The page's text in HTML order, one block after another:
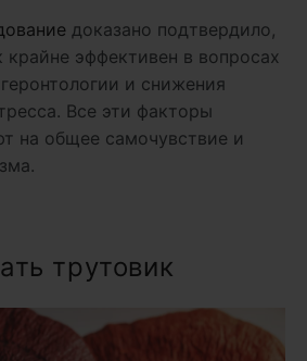
доказано подтвердило,
крайне эффективен в вопросах
и снижения
Все эти факторы
на общее самочувствие и
трутовик